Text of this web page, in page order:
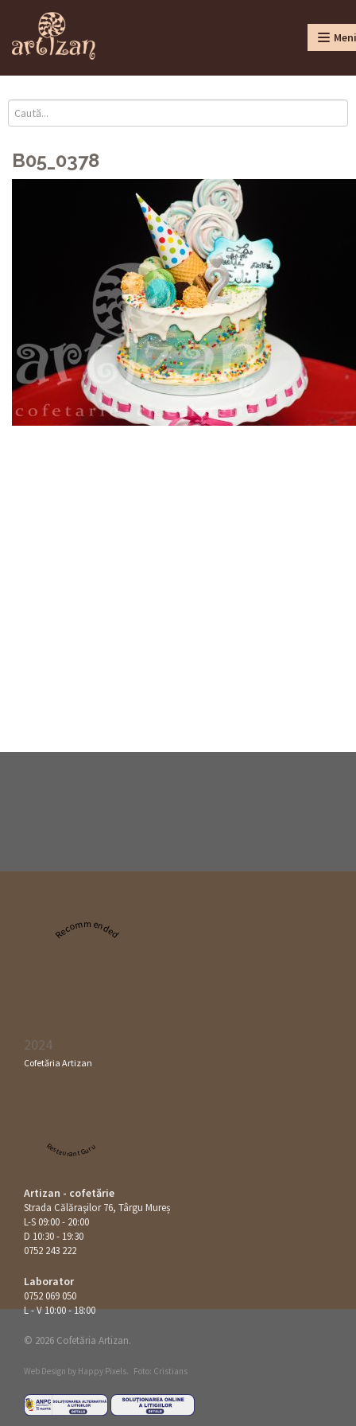
B05_0378
Recommended
2024
Cofetăria Artizan
Restaurant Guru
Artizan - cofetărie
Strada Călăraşilor 76, Târgu Mureș
L-S 09:00 - 20:00
D 10:30 - 19:30
0752 243 222
Laborator
0752 069 050
L - V 10:00 - 18:00
© 2026 Cofetăria Artizan.
Web Design by Happy Pixels. Foto: Cristians